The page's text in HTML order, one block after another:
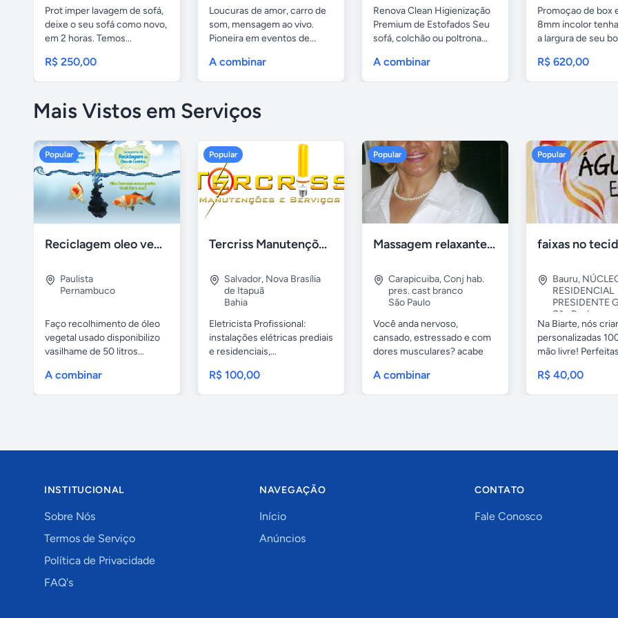
Prot imper lavagem de sofá,
deixe o seu sofá como novo,
em 2 horas. Temos...
R$ 250,00
Loucuras de amor, carro de
som, mensagem ao vivo.
Pioneira em eventos de...
A combinar
Renova Clean Higienização
Premium de Estofados Seu
sofá, colchão ou poltrona...
A combinar
Promoçao de box
8mm incolor
a largura de seu
R$ 620,00
Mais Vistos em Serviços
Popular
Reciclagem oleo vegetal
Paulista
Pernambuco
Faço recolhimento de óleo
vegetal usado disponibilizo
vasilhame de 50 litros...
A combinar
Popular
Tercriss Manutenções e Serviços
Salvador, Nova Brasília
de Itapuã
Bahia
Eletricista Profissional:
instalações elétricas prediais
e residenciais,...
R$ 100,00
Popular
Massagem relaxante- terapeutica e depilação
Carapicuiba,Conj hab.
pres. cast branco
São Paulo
Você anda nervoso,
cansado, estressado e com
dores musculares? acabe
A combinar
Popular
Bauru,
RESIDENCIAL
PRESIDENTE
São Paulo
Na Biarte, nós
personalizadas
mão livre!
R$ 40,00
INSTITUCIONAL
Sobre Nós
Termos de Serviço
Política de Privacidade
FAQ's
NAVEGAÇÃO
Início
Anúncios
CONTATO
Fale Conosco